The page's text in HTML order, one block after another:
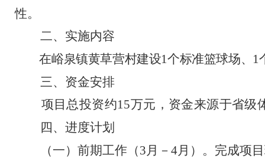
性。
二、实施内容
在峪泉镇黄草营村建设1个标准篮球场、 1
三、资金安排
项目总投资约15万元，资金来源于省级
四、进度计划
（一） 前期工作（3 月 － 4月 ） 。 完成项